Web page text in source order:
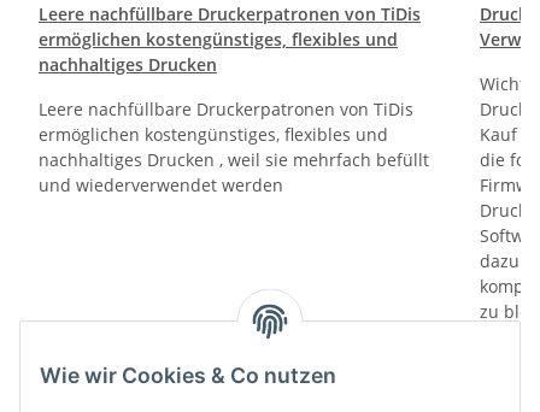
Leere nachfüllbare Druckerpatronen von TiDis
ermöglichen kostengünstiges, flexibles und
nachhaltiges Drucken
Leere nachfüllbare Druckerpatronen von TiDis
ermöglichen kostengünstiges, flexibles und
nachhaltiges Drucken , weil sie mehrfach befüllt
und wiederverwendet werden
Kauf
die
dazu
zu
Wie wir Cookies & Co nutzen